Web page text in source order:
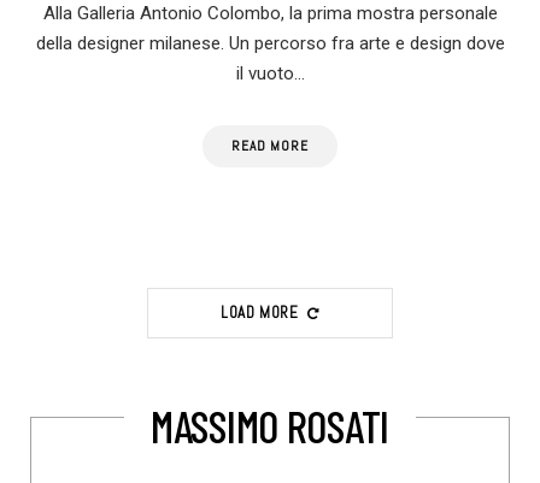
Alla Galleria Antonio Colombo, la prima mostra personale
della designer milanese. Un percorso fra arte e design dove
il vuoto…
READ MORE
LOAD MORE
MASSIMO ROSATI